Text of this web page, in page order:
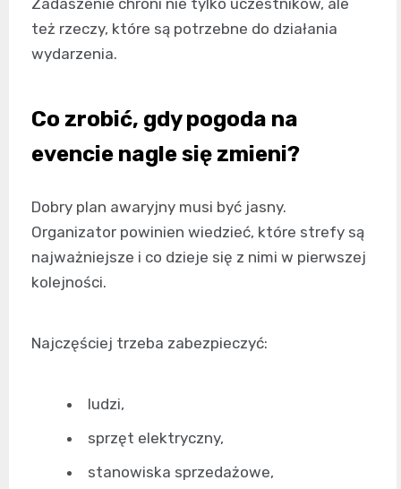
też rzeczy, które są potrzebne do działania
wydarzenia.
Co zrobić, gdy pogoda na
evencie nagle się zmieni?
Dobry plan awaryjny musi być jasny.
Organizator powinien wiedzieć, które strefy są
najważniejsze i co dzieje się z nimi w pierwszej
kolejności.
Najczęściej trzeba zabezpieczyć:
ludzi,
sprzęt elektryczny,
stanowiska sprzedażowe,